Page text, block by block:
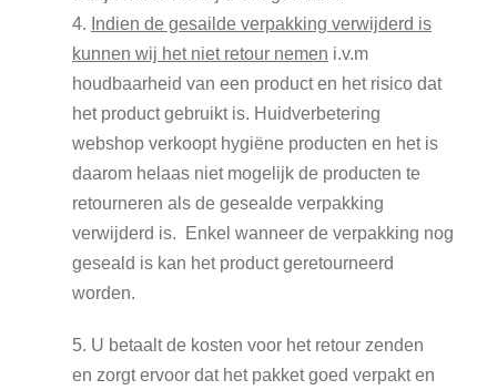
4. Indien de gesailde verpakking verwijderd is
kunnen wij het niet retour nemen i.v.m
houdbaarheid van een product en het risico dat
het product gebruikt is. Huidverbetering
webshop verkoopt hygiëne producten en het is
daarom helaas niet mogelijk de producten te
retourneren als de gesealde verpakking
verwijderd is. Enkel wanneer de verpakking nog
geseald is kan het product geretourneerd
worden.
5. U betaalt de kosten voor het retour zenden
en zorgt ervoor dat het pakket goed verpakt en